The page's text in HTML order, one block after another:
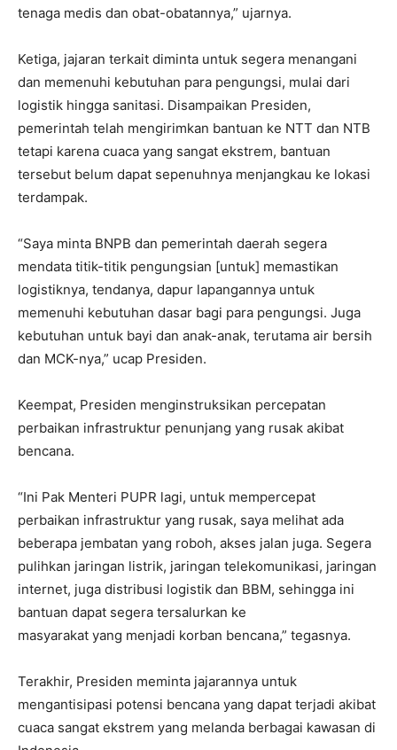
tenaga medis dan obat-obatannya,” ujarnya.
Ketiga, jajaran terkait diminta untuk segera menangani
dan memenuhi kebutuhan para pengungsi, mulai dari
logistik hingga sanitasi. Disampaikan Presiden,
pemerintah telah mengirimkan bantuan ke NTT dan NTB
tetapi karena cuaca yang sangat ekstrem, bantuan
tersebut belum dapat sepenuhnya menjangkau ke lokasi
terdampak.
“Saya minta BNPB dan pemerintah daerah segera
mendata titik-titik pengungsian [untuk] memastikan
logistiknya, tendanya, dapur lapangannya untuk
memenuhi kebutuhan dasar bagi para pengungsi. Juga
kebutuhan untuk bayi dan anak-anak, terutama air bersih
dan MCK-nya,” ucap Presiden.
Keempat, Presiden menginstruksikan percepatan
perbaikan infrastruktur penunjang yang rusak akibat
bencana.
“Ini Pak Menteri PUPR lagi, untuk mempercepat
perbaikan infrastruktur yang rusak, saya melihat ada
beberapa jembatan yang roboh, akses jalan juga. Segera
pulihkan jaringan listrik, jaringan telekomunikasi, jaringan
internet, juga distribusi logistik dan BBM, sehingga ini
bantuan dapat segera tersalurkan ke
masyarakat yang menjadi korban bencana,” tegasnya.
Terakhir, Presiden meminta jajarannya untuk
mengantisipasi potensi bencana yang dapat terjadi akibat
cuaca sangat ekstrem yang melanda berbagai kawasan di